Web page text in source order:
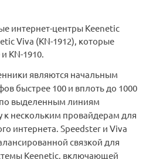
Адаптеры для
Антенные
Аттенюаторы,
Грозозащита
Приставки
Грозозащита
HDMI
Мультисвитчи
Пульты
Комплекты
интернета
Адаптеры WI-FI
Аксессуары
Шкафы
Инструмент
интернет-центры Keenetic
Viva (KN-1912), которые
KN-1910.
являются начальным
быстрее 100 и вплоть до 1000
выделенным линиям
к нескольким провайдерам для
интернета. Speedster и Viva
связкой для
Keenetic, включающей